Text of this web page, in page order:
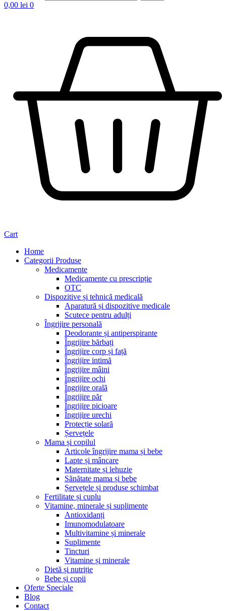
0,00 lei 0
Cart
Home
Categorii Produse
Medicamente
Medicamente cu prescripție
OTC
Dispozitive și tehnică medicală
Aparatură și dispozitive medicale
Scutece pentru adulți
Îngrijire personală
Deodorante și antiperspirante
Îngrijire bărbați
Îngrijire corp și față
Îngrijire intimă
Îngrijire mâini
Îngrijire ochi
Îngrijire orală
Îngrijire păr
Îngrijire picioare
Îngrijire urechi
Protecție solară
Șervețele
Mama și copilul
Articole îngrijire mama și bebe
Lapte și mâncare
Maternitate și lehuzie
Sănătate mama și bebe
Șervețele și produse schimbat
Fertilitate și cuplu
Vitamine, minerale și suplimente
Antioxidanți
Imunomodulatoare
Multivitamine și minerale
Suplimente
Tincturi
Vitamine și minerale
Dietă și nutriție
Bebe și copii
Oferte Speciale
Blog
Contact